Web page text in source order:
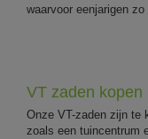
waarvoor eenjarigen
VT zaden kopen
Onze VT-zaden zijn te
zoals een tuincentrum